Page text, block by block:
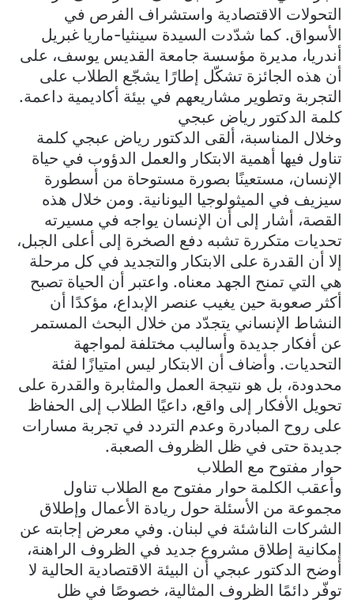
التحولات الاقتصادية واستشراف الفرص في
الأسواق. كما شدّدت السيدة سينثيا-ماريا غبريل
أندريا، مديرة مؤسسة جامعة القديس يوسف، على
أن هذه الجائزة تشكّل إطارًا يشجّع الطلاب على
التجربة وتطوير مشاريعهم في بيئة أكاديمية داعمة.
كلمة الدكتور رياض عبجي
وخلال المناسبة، ألقى الدكتور رياض عبجي كلمة
تناول فيها أهمية الابتكار والعمل الدؤوب في حياة
الإنسان، مستعينًا بصورة مستوحاة من أسطورة
سيزيف في الميثولوجيا اليونانية. ومن خلال هذه
القصة، أشار إلى أن الإنسان يواجه في مسيرته
تحديات متكررة تشبه دفع الصخرة إلى أعلى الجبل،
إلا أن القدرة على الابتكار والتجديد في كل مرحلة
هي التي تمنح الجهد معناه. واعتبر أن الحياة تصبح
أكثر صعوبة حين يغيب عنصر الإبداع، مؤكدًا أن
النشاط الإنساني يتجدّد من خلال البحث المستمر
عن أفكار جديدة وأساليب مختلفة لمواجهة
التحديات. وأضاف أن الابتكار ليس امتيازًا لفئة
محدودة، بل هو نتيجة العمل والمثابرة والقدرة على
تحويل الأفكار إلى واقع، داعيًا الطلاب إلى الحفاظ
على روح المبادرة وعدم التردد في تجربة مسارات
جديدة حتى في ظل الظروف الصعبة.
حوار مفتوح مع الطلاب
وأعقب الكلمة حوار مفتوح مع الطلاب تناول
مجموعة من الأسئلة حول ريادة الأعمال وإطلاق
الشركات الناشئة في لبنان. وفي معرض إجابته عن
إمكانية إطلاق مشروع جديد في الظروف الراهنة،
أوضح الدكتور عبجي أن البيئة الاقتصادية الحالية لا
توفّر دائمًا الظروف المثالية، خصوصًا في ظل